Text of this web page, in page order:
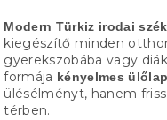
Modern Türkiz irodai szék
kiegészítő minden
gyerekszobába vagy
formája kényelmes
ülésélményt, hanem
térben.